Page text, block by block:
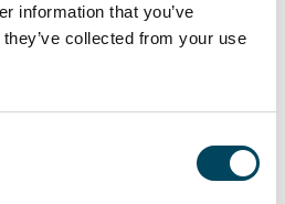
information that you’ve
collected from your use
sich im Stadtteil St.
Stadt Clermont-
Der Bahnhof ist in
Lyon, der drittgrößten